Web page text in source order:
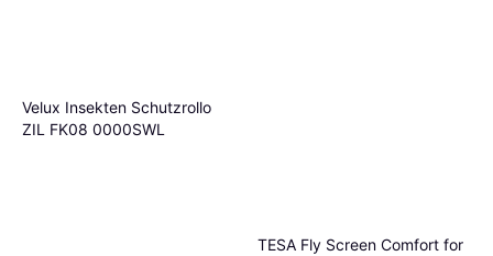
Velux Insekten Schutzrollo
ZIL FK08 0000SWL
TESA Fly Screen Comfort for